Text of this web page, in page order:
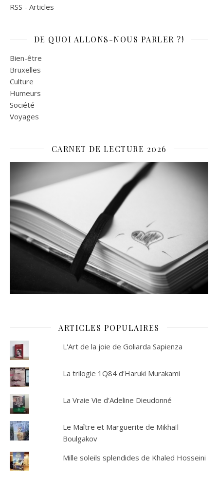
RSS - Articles
DE QUOI ALLONS-NOUS PARLER ?!
Bien-être
Bruxelles
Culture
Humeurs
Société
Voyages
CARNET DE LECTURE 2026
ARTICLES POPULAIRES
L'Art de la joie de Goliarda Sapienza
La trilogie 1Q84 d'Haruki Murakami
La Vraie Vie d'Adeline Dieudonné
Le Maître et Marguerite de Mikhaïl
Boulgakov
Mille soleils splendides de Khaled Hosseini